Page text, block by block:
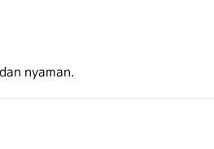
nyaman.